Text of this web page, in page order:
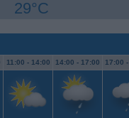
29°C
11:00 - 14:00 14:00 - 17:00 17:00